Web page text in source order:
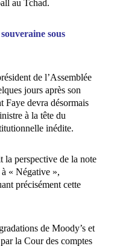
au Tchad.
sous
de l’Assemblée
jours après son
Faye devra désormais
à la tête du
inédite.
la perspective de la note
« Négative »,
précisément cette
de Moody’s et
la Cour des comptes